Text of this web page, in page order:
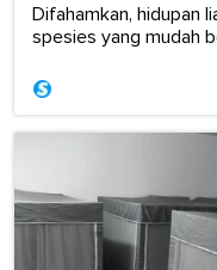
Difahamkan, hidupan
spesies yang mudah